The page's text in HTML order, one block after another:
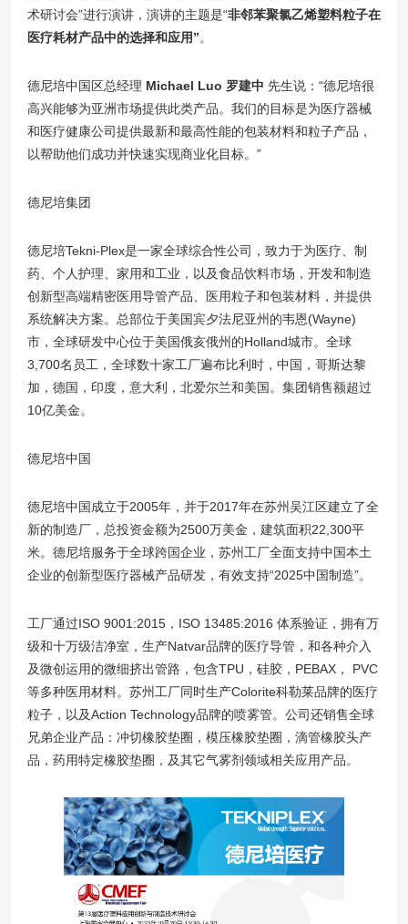
术研讨会”进行演讲，演讲的主题是“非邻苯聚氯乙烯塑料粒子在
医疗耗材产品中的选择和应用”。
德尼培中国区总经理 Michael Luo 罗建中 先生说：“德尼培很
高兴能够为亚洲市场提供此类产品。我们的目标是为医疗器械
和医疗健康公司提供最新和最高性能的包装材料和粒子产品，
以帮助他们成功并快速实现商业化目标。”
德尼培集团
德尼培Tekni-Plex是一家全球综合性公司，致力于为医疗、制
药、个人护理、家用和工业，以及食品饮料市场，开发和制造
创新型高端精密医用导管产品、医用粒子和包装材料，并提供
系统解决方案。总部位于美国宾夕法尼亚州的韦恩(Wayne)
市，全球研发中心位于美国俄亥俄州的Holland城市。全球
3,700名员工，全球数十家工厂遍布比利时，中国，哥斯达黎
加，德国，印度，意大利，北爱尔兰和美国。集团销售额超过
10亿美金。
德尼培中国
德尼培中国成立于2005年，并于2017年在苏州吴江区建立了全
新的制造厂，总投资金额为2500万美金，建筑面积22,300平
米。德尼培服务于全球跨国企业，苏州工厂全面支持中国本土
企业的创新型医疗器械产品研发，有效支持“2025中国制造”。
工厂通过ISO 9001:2015，ISO 13485:2016 体系验证，拥有万
级和十万级洁净室，生产Natvar品牌的医疗导管，和各种介入
及微创运用的微细挤出管路，包含TPU，硅胶，PEBAX， PVC
等多种医用材料。苏州工厂同时生产Colorite科勒莱品牌的医疗
粒子，以及Action Technology品牌的喷雾管。公司还销售全球
兄弟企业产品：冲切橡胶垫圈，模压橡胶垫圈，滴管橡胶头产
品，药用特定橡胶垫圈，及其它气雾剂领域相关应用产品。